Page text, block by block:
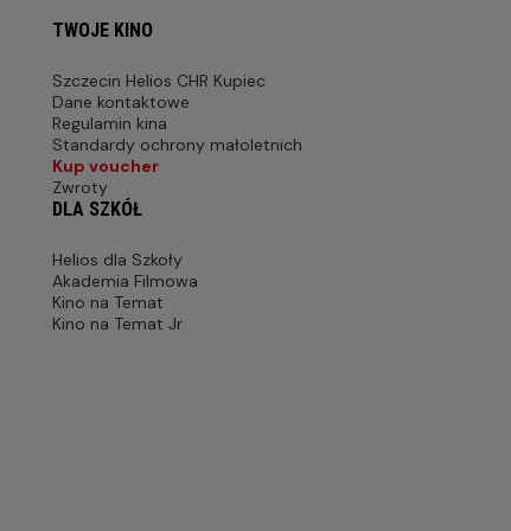
TWOJE KINO
Szczecin Helios CHR Kupiec
Dane kontaktowe
Regulamin kina
Standardy ochrony małoletnich
Kup voucher
Zwroty
DLA SZKÓŁ
Helios dla Szkoły
Akademia Filmowa
Kino na Temat
Kino na Temat Jr